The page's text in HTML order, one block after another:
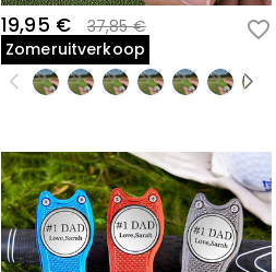
19,95 €
37,85 €
Zomeruitverkoop